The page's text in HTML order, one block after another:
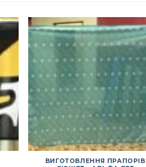
ВИГОТОВЛЕННЯ ПРАПОРІВ